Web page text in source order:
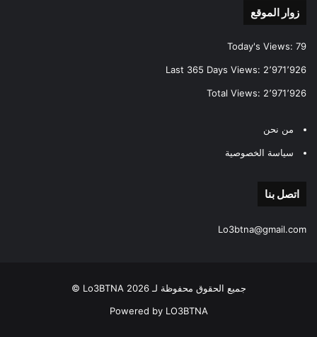
زوار الموقع
Today's Views: 79
Last 365 Days Views: 2٬971٬926
Total Views: 2٬971٬926
من نحن
سياسة الخصوصية
اتصل بنا
Lo3btna@gmail.com
جميع الحقوق محفوظة لـ Lo3BTNA 2026 ©
Powered by LO3BTNA